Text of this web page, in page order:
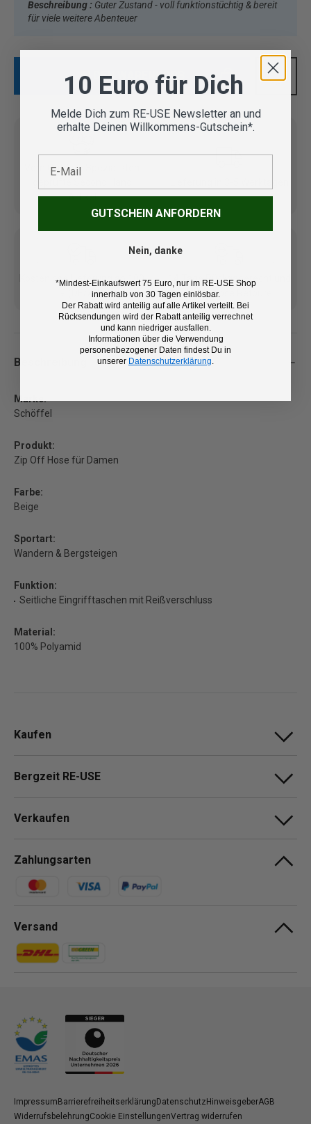
Beschreibung : Guter Zustand - voll funktionstüchtig & bereit
für viele weitere Abenteuer
IN DEN WARENKORB
Vom Outdoor Spezialisten
Artikel
Kostenlose Lieferung ab 100
€ (DE/AT)
14 Tage Rückgaberecht und
kostenlose Retoure
Beschreibung
Marke:
Schöffel
Produkt:
Zip Off Hose für Damen
Farbe:
Beige
Sportart:
Wandern & Bergsteigen
Funktion:
Seitliche Eingrifftaschen mit Reißverschluss
Material:
100% Polyamid
Kaufen
Bergzeit RE-USE
Verkaufen
Zahlungsarten
Zahlungsmethoden
Versand
Zahlungsmethoden
Zahlungsmethoden
ImpressumBarrierefreiheitserklärungDatenschutzHinweisgeberAGB
WiderrufsbelehrungCookie EinstellungenVertrag widerrufen
10 Euro für Dich
Melde Dich zum RE-USE Newsletter an und
erhalte Deinen Willkommens-Gutschein*.
GUTSCHEIN ANFORDERN
Nein, danke
*Mindest-Einkaufswert 75 Euro, nur im RE-USE Shop
innerhalb von 30 Tagen einlösbar.
Der Rabatt wird anteilig auf alle Artikel verteilt. Bei
Rücksendungen wird der Rabatt anteilig verrechnet
und kann niedriger ausfallen.
Informationen über die Verwendung
personenbezogener Daten findest Du in
unserer Datenschutzerklärung